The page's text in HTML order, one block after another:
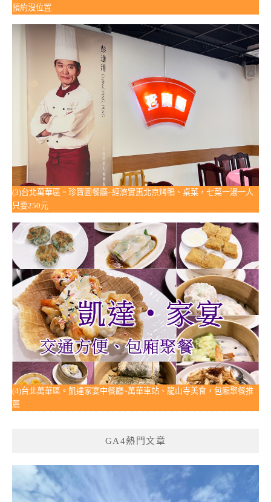
預約沒位置
(3)台北萬華區。珍寶園餐廳~經濟實惠北京烤鴨、桌菜，七菜一湯一人
只要250元
(4)台北萬華區。凱達家宴中餐廳~萬華車站、龍山寺美食，包廂聚餐推
薦
GA4熱門文章